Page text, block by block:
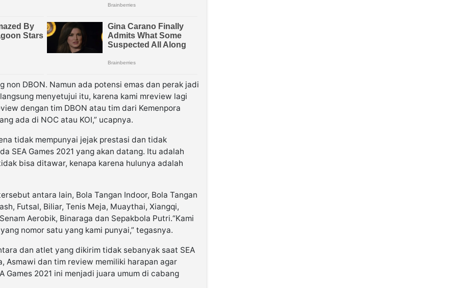
non DBON. Namun ada potensi emas dan perak jadi
menyetujui itu, karena kami mreview lagi
dengan tim DBON atau tim dari Kemenpora
ada di NOC atau KOI,” ucapnya.
tidak mempunyai jejak prestasi dan tidak
SEA Games 2021 yang akan datang. Itu adalah
bisa ditawar, kenapa karena hulunya adalah
antara lain, Bola Tangan Indoor, Bola Tangan
Futsal, Biliar, Tenis Meja, Muaythai, Xiangqi,
Aerobik, Binaraga dan Sepakbola Putri.“Kami
nomor satu yang kami punyai,” tegasnya.
dan atlet yang dikirim tidak sebanyak saat SEA
Asmawi dan tim review memiliki harapan agar
Games 2021 ini menjadi juara umum di cabang